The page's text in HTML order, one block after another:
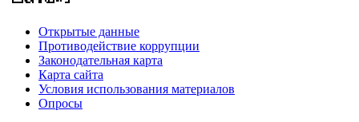
Открытые данные
Противодействие коррупции
Законодательная карта
Карта сайта
Условия использования материалов
Опросы